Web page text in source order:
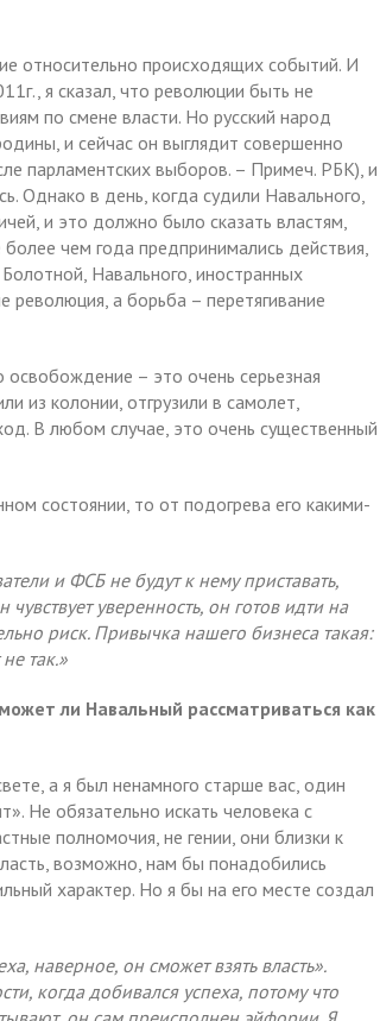
относительно происходящих событий. И
я сказал, что революции быть не
по смене власти. Но русский народ
и сейчас он выглядит совершенно
парламентских выборов. – Примеч. РБК), и
Однако в день, когда судили Навального,
и это должно было сказать властям,
чем года предпринимались действия,
Навального, иностранных
революция, а борьба – перетягивание
– это очень серьезная
из колонии, отгрузили в самолет,
В любом случае, это очень существенный
состоянии, то от подогрева его какими-
и ФСБ не будут к нему приставать,
уверенность, он готов идти на
риск. Привычка нашего бизнеса такая:
так.»
ли Навальный рассматриваться как
а я был ненамного старше вас, один
Не обязательно искать человека с
полномочия, не гении, они близки к
возможно, нам бы понадобились
характер. Но я бы на его месте создал
наверное, он сможет взять власть».
когда добивался успеха, потому что